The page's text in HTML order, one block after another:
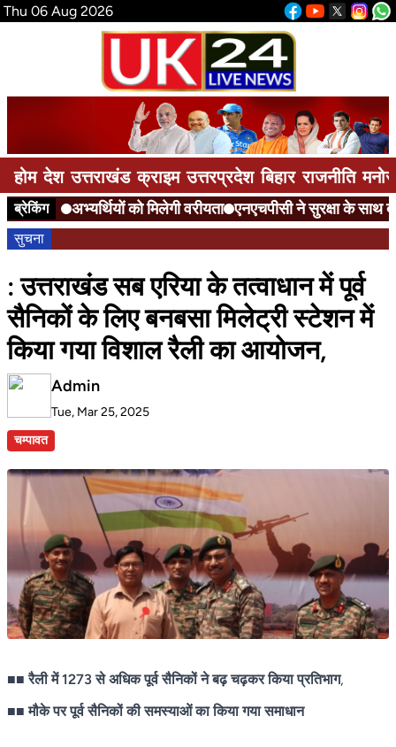
Thu 06 Aug 2026
होम देश उत्तराखंड क्राइम उत्तरप्रदेश बिहार राजनीति
ब्रेकिंग अभ्यर्थियों को मिलेगी वरीयता एनएचपीसी ने सुरक्षा के साथ दी
सुचना
: उत्तराखंड सब एरिया के तत्वाधान में पूर्व
सैनिकों के लिए बनबसा मिलेट्री स्टेशन में
किया गया विशाल रैली का आयोजन,
Admin
Tue, Mar 25, 2025
चम्पावत
■■रैली में 1273 से अधिक पूर्व सैनिकों ने बढ़ चढ़कर किया प्रतिभाग,
■■मौके पर पूर्व सैनिकों की समस्याओं का किया गया समाधान